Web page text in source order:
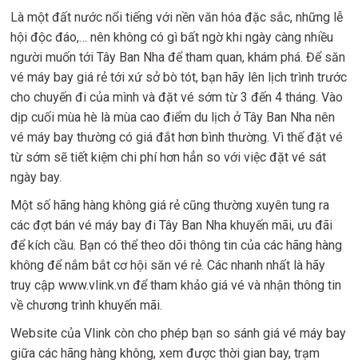
Là một đất nước nổi tiếng với nền văn hóa đặc sắc, những lễ
hội độc đáo,… nên không có gì bất ngờ khi ngày càng nhiều
người muốn tới Tây Ban Nha để tham quan, khám phá. Để săn
vé máy bay giá rẻ tới xứ sở bò tót, bạn hãy lên lịch trình trước
cho chuyến đi của mình và đặt vé sớm từ 3 đến 4 tháng. Vào
dịp cuối mùa hè là mùa cao điểm du lịch ở Tây Ban Nha nên
vé máy bay thường có giá đắt hơn bình thường. Vì thế đặt vé
từ sớm sẽ tiết kiệm chi phí hơn hẳn so với việc đặt vé sát
ngày bay.
Một số hãng hàng không giá rẻ cũng thường xuyên tung ra
các đợt bán vé máy bay đi Tây Ban Nha khuyến mãi, ưu đãi
để kích cầu. Bạn có thể theo dõi thông tin của các hãng hàng
không để nắm bắt cơ hội săn vé rẻ. Các nhanh nhất là hãy
truy cập www.vlink.vn để tham khảo giá vé và nhận thông tin
về chương trình khuyến mãi.
Website của Vlink còn cho phép bạn so sánh giá vé máy bay
giữa các hãng hàng không, xem được thời gian bay, trạm